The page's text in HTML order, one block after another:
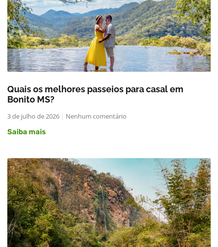
Quais os melhores passeios para casal em
Bonito MS?
3 de julho de 2026
Nenhum comentário
Saiba mais